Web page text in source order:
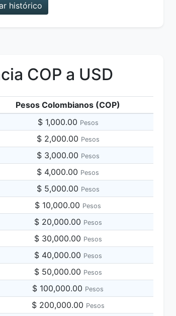
histórico
COP a USD
Pesos Colombianos (COP)
$ 1,000.00 Pesos
$ 2,000.00 Pesos
$ 3,000.00 Pesos
$ 4,000.00 Pesos
$ 5,000.00 Pesos
$ 10,000.00 Pesos
$ 20,000.00 Pesos
$ 30,000.00 Pesos
$ 40,000.00 Pesos
$ 50,000.00 Pesos
$ 100,000.00 Pesos
$ 200,000.00 Pesos